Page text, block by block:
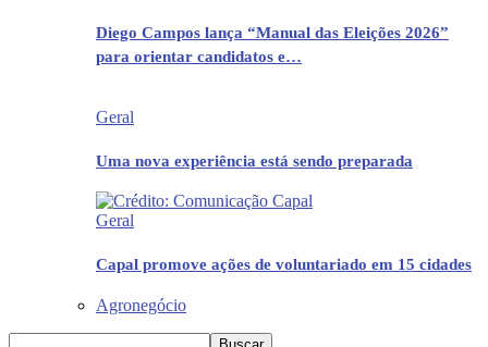
Diego Campos lança “Manual das Eleições 2026”
para orientar candidatos e…
Geral
Uma nova experiência está sendo preparada
Geral
Capal promove ações de voluntariado em 15 cidades
Agronegócio